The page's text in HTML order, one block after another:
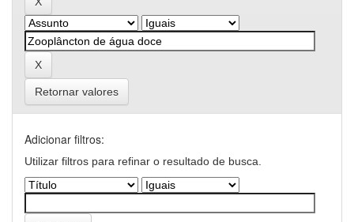
Retornar valores
Adicionar filtros:
Utilizar filtros para refinar o resultado de busca.